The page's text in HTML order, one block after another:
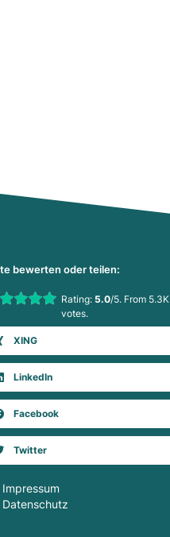
bewerten oder teilen:
this item:
Submit Rating
Rating: 5.0/5. From 5.3K
votes.
XING
LinkedIn
Facebook
Twitter
Impressum
Datenschutz